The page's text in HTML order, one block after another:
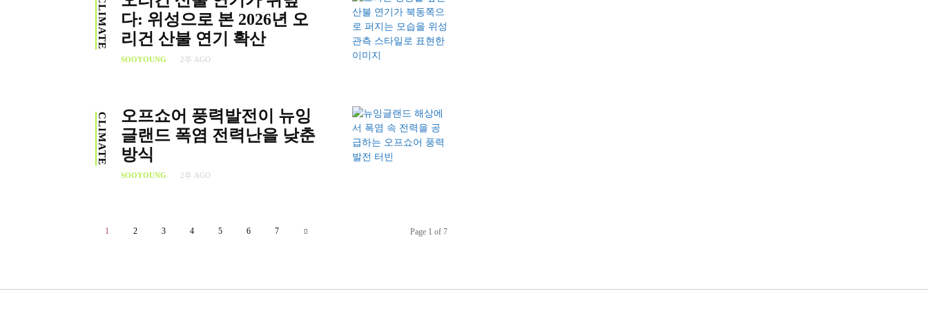
CLIMATE
다: 위성으로 본 2026년 오
리건 산불 연기 확산
SOOYOUNG 2주 AGO
CLIMATE
오프쇼어 풍력발전이 뉴잉
글랜드 폭염 전력난을 낮춘
방식
SOOYOUNG 2주 AGO
1 2 3 4 5 6 7 Page 1 of 7